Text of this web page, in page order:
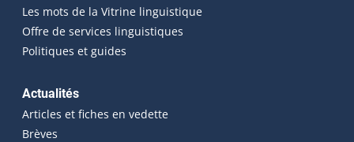
Les mots de la Vitrine linguistique
Offre de services linguistiques
Politiques et guides
Actualités
Articles et fiches en vedette
Brèves